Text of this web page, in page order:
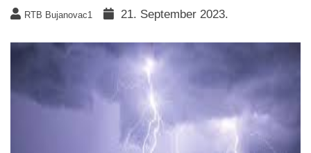
RTB Bujanovac1 21. September 2023.